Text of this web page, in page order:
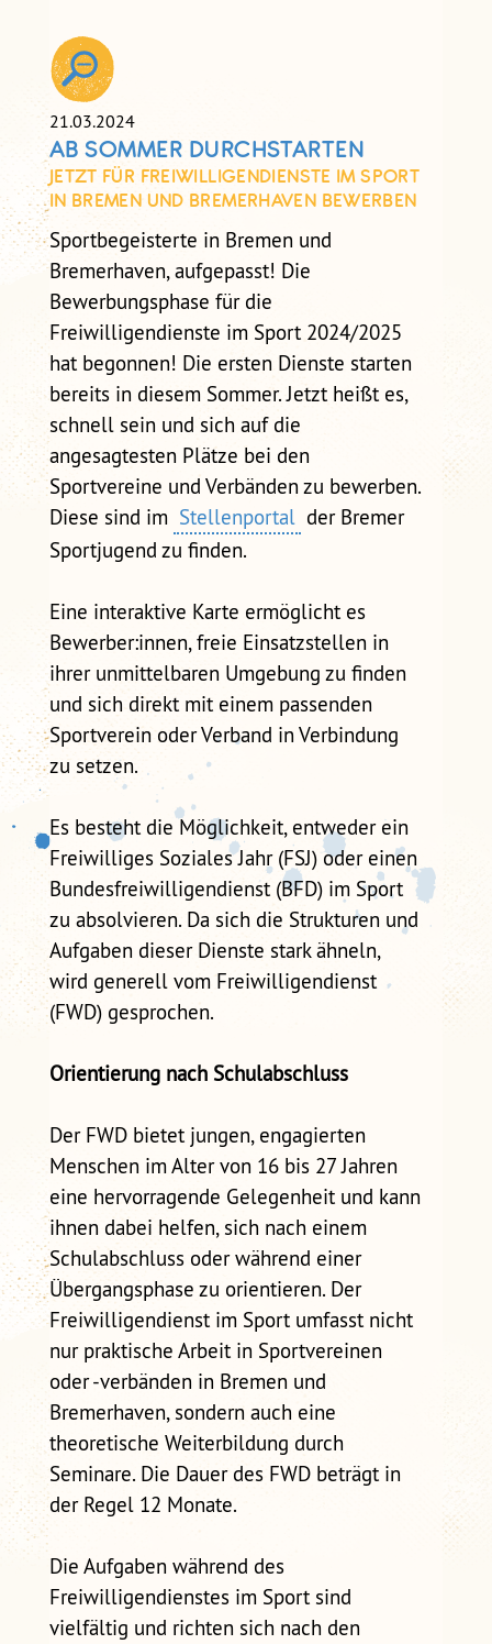
SELBSTCHECK PRÄVENTION
SEXUALISIERTER GEWALT IM
VEREIN
21.03.2024
AB SOMMER DURCHSTARTEN
JETZT FÜR FREIWILLIGENDIENSTE IM SPORT
IN BREMEN UND BREMERHAVEN BEWERBEN
Sportbegeisterte in Bremen und
Bremerhaven, aufgepasst! Die
Bewerbungsphase für die
Freiwilligendienste im Sport 2024/2025
hat begonnen! Die ersten Dienste starten
bereits in diesem Sommer. Jetzt heißt es,
schnell sein und sich auf die
angesagtesten Plätze bei den
Sportvereine und Verbänden zu bewerben.
Diese sind im Stellenportal der Bremer
Sportjugend zu finden.
Eine interaktive Karte ermöglicht es
Bewerber:innen, freie Einsatzstellen in
ihrer unmittelbaren Umgebung zu finden
und sich direkt mit einem passenden
Sportverein oder Verband in Verbindung
zu setzen.
Es besteht die Möglichkeit, entweder ein
Freiwilliges Soziales Jahr (FSJ) oder einen
Bundesfreiwilligendienst (BFD) im Sport
zu absolvieren. Da sich die Strukturen und
Aufgaben dieser Dienste stark ähneln,
wird generell vom Freiwilligendienst
(FWD) gesprochen.
Orientierung nach Schulabschluss
Der FWD bietet jungen, engagierten
Menschen im Alter von 16 bis 27 Jahren
eine hervorragende Gelegenheit und kann
ihnen dabei helfen, sich nach einem
Schulabschluss oder während einer
Übergangsphase zu orientieren. Der
Freiwilligendienst im Sport umfasst nicht
nur praktische Arbeit in Sportvereinen
oder -verbänden in Bremen und
Bremerhaven, sondern auch eine
theoretische Weiterbildung durch
Seminare. Die Dauer des FWD beträgt in
der Regel 12 Monate.
Die Aufgaben während des
Freiwilligendienstes im Sport sind
vielfältig und richten sich nach den